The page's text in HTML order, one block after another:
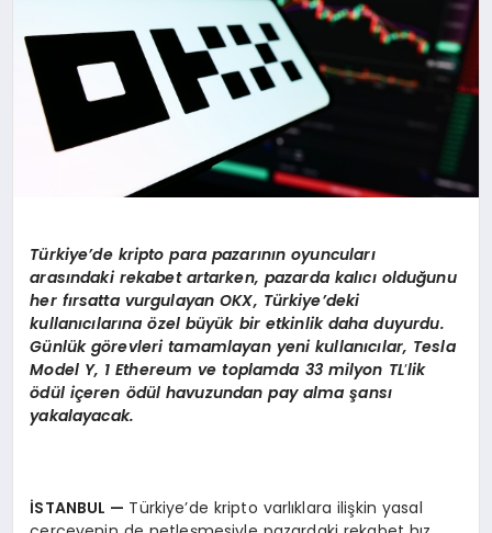
Türkiye’de kripto para pazarının oyuncuları
arasındaki rekabet artarken, pazarda kalıcı olduğunu
her fırsatta vurgulayan OKX, Türkiye’deki
kullanıcılarınaözel büyük bir etkinlik daha duyurdu.
Günlük görevleri tamamlayan yeni kullanıcılar, Tesla
Model Y, 1 Ethereum ve toplamda 33 milyon TL’lik
ödül içeren ödül havuzundan pay alma şansı
yakalayacak.
İSTANBUL — Türkiye’de kripto varlıklara ilişkin yasal